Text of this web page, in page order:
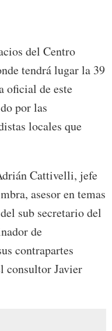
del Centro
tendrá lugar la 39
oficial de este
por las
locales que
Cattivelli, jefe
asesor en temas
sub secretario del
de
contrapartes
consultor Javier